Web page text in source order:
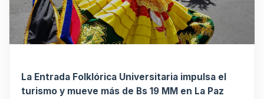
La Entrada Folklórica Universitaria impulsa el
turismo y mueve más de Bs 19 MM en La Paz